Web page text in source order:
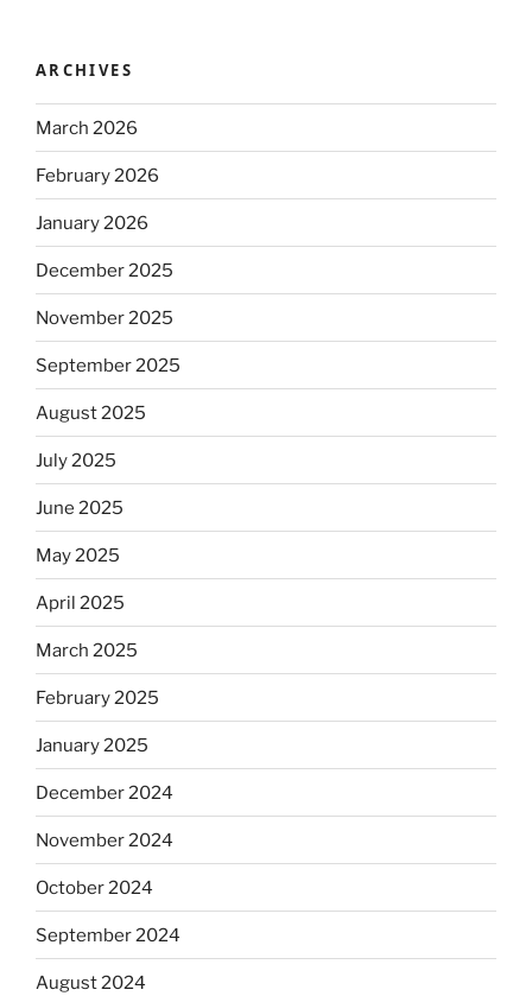
ARCHIVES
March 2026
February 2026
January 2026
December 2025
November 2025
September 2025
August 2025
July 2025
June 2025
May 2025
April 2025
March 2025
February 2025
January 2025
December 2024
November 2024
October 2024
September 2024
August 2024